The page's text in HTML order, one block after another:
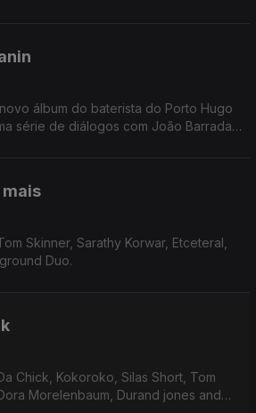
álbum do baterista do Porto Hugo
série de diálogos com João Barradas,
Skinner, Sarathy Korwar, Etceteral,
Duo.
Chick, Kokoroko, Silas Short, Tom
Morelenbaum, Durand jones and